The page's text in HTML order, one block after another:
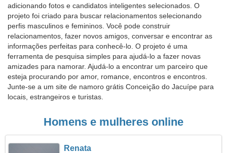
adicionando fotos e candidatos inteligentes selecionados. O
projeto foi criado para buscar relacionamentos selecionando
perfis masculinos e femininos. Você pode construir
relacionamentos, fazer novos amigos, conversar e encontrar as
informações perfeitas para conhecê-lo. O projeto é uma
ferramenta de pesquisa simples para ajudá-lo a fazer novas
amizades para namorar. Ajudá-lo a encontrar um parceiro que
esteja procurando por amor, romance, encontros e encontros.
Junte-se a um site de namoro grátis Conceição do Jacuípe para
locais, estrangeiros e turistas.
Homens e mulheres online
Renata